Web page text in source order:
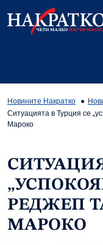
Новините Накратко
Ситуацията в Турция се
Мароко
РЕДЖЕП
МАРОКО